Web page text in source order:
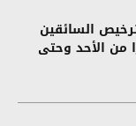
السائقين
من الأحد وحتى